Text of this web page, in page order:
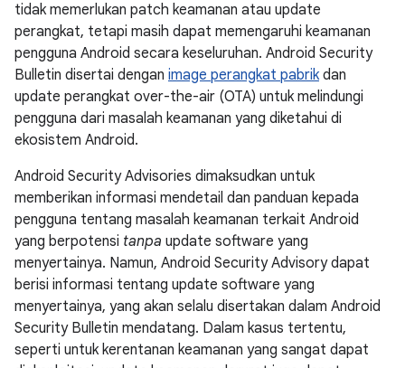
tidak memerlukan patch keamanan atau update
perangkat, tetapi masih dapat memengaruhi keamanan
pengguna Android secara keseluruhan. Android Security
Bulletin disertai dengan image perangkat pabrikdan
update perangkat over-the-air (OTA) untuk melindungi
pengguna dari masalah keamanan yang diketahui di
ekosistem Android.
Android Security Advisories dimaksudkan untuk
memberikan informasi mendetail dan panduan kepada
pengguna tentang masalah keamanan terkait Android
yang berpotensi tanpa update software yang
menyertainya. Namun, Android Security Advisory dapat
berisi informasi tentang update software yang
menyertainya, yang akan selalu disertakan dalam Android
Security Bulletin mendatang. Dalam kasus tertentu,
seperti untuk kerentanan keamanan yang sangat dapat